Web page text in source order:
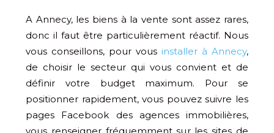
A Annecy, les biens à la vente sont assez rares,
donc il faut être particulièrement réactif. Nous
vous conseillons, pour vous installer à Annecy,
de choisir le secteur qui vous convient et de
définir votre budget maximum. Pour se
positionner rapidement, vous pouvez suivre les
pages Facebook des agences immobilières,